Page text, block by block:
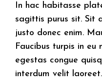
In hac habitasse
sagittis purus sit. Sit
justo donec enim.
Faucibus turpis in eu
egestas congue
interdum velit